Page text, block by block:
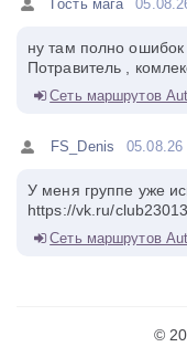
Гость мага
ну там полно ошибок
Потравитель ,
Сеть маршрутов
FS_Denis 05.08.26
У меня группе уже
https://vk.ru/
Сеть маршрутов
©